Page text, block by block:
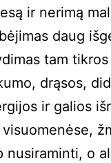
ir nerimą
daug
tam tikros
drąsos,
ir galios
nusiraminti, o